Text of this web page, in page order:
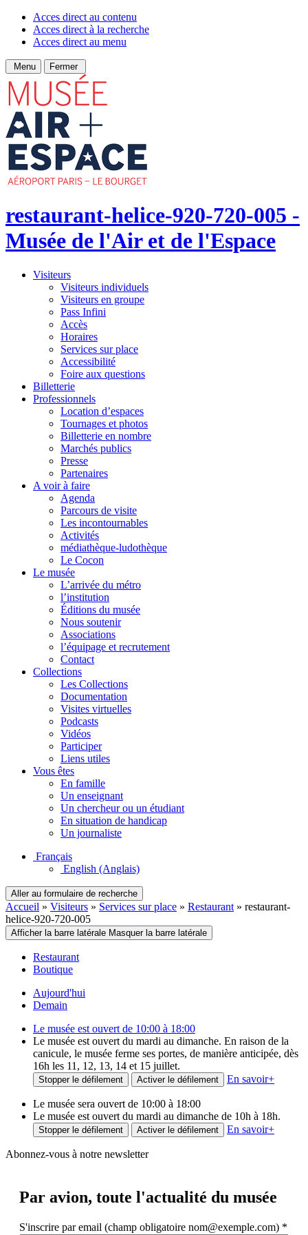
Acces direct au contenu
Acces direct à la recherche
Acces direct au menu
Menu Fermer
restaurant-helice-920-720-005 -
Musée de l'Air et de l'Espace
Visiteurs
Visiteurs individuels
Visiteurs en groupe
Pass Infini
Accès
Horaires
Services sur place
Accessibilité
Foire aux questions
Billetterie
Professionnels
Location d’espaces
Tournages et photos
Billetterie en nombre
Marchés publics
Presse
Partenaires
A voir à faire
Agenda
Parcours de visite
Les incontournables
Activités
médiathèque-ludothèque
Le Cocon
Le musée
L’arrivée du métro
l’institution
Éditions du musée
Nous soutenir
Associations
l’équipage et recrutement
Contact
Collections
Les Collections
Documentation
Visites virtuelles
Podcasts
Vidéos
Participer
Liens utiles
Vous êtes
En famille
Un enseignant
Un chercheur ou un étudiant
En situation de handicap
Un journaliste
Français
English (Anglais)
Aller au formulaire de recherche
Accueil » Visiteurs » Services sur place » Restaurant » restaurant-
helice-920-720-005
Afficher la barre latérale Masquer la barre latérale
Restaurant
Boutique
Aujourd'hui
Demain
Le musée est ouvert de 10:00 à 18:00
Le musée est ouvert du mardi au dimanche. En raison de la
canicule, le musée ferme ses portes, de manière anticipée, dès
16h les 11, 12, 13, 14 et 15 juillet.
Stopper le défilement Activer le défilement En savoir+
Le musée sera ouvert de 10:00 à 18:00
Le musée est ouvert du mardi au dimanche de 10h à 18h.
Stopper le défilement Activer le défilement En savoir+
Abonnez-vous à notre newsletter
Par avion, toute l'actualité du musée
S'inscrire par email (champ obligatoire nom@exemple.com) *